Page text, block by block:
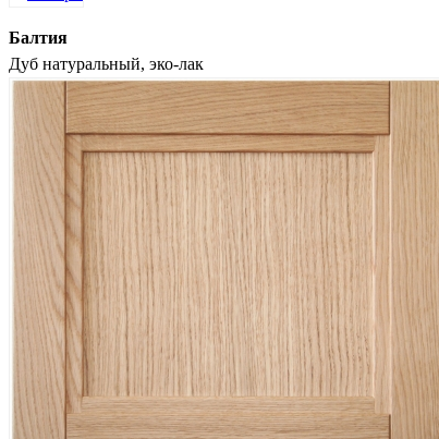
Балтия
Дуб натуральный, эко-лак